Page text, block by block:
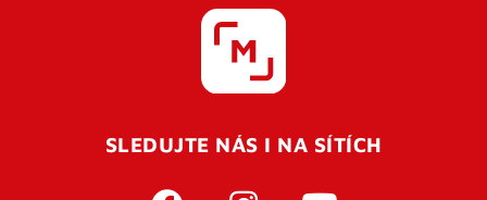
SLEDUJTE NÁS I NA SÍTÍCH